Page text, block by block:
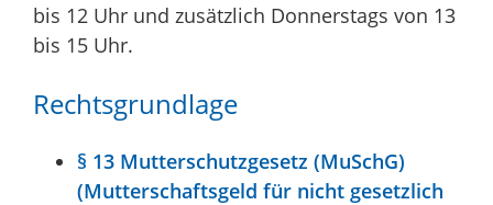
bis 12 Uhr und zusätzlich Donnerstags von 13
bis 15 Uhr.
Rechtsgrundlage
§ 13 Mutterschutzgesetz (MuSchG)
(Mutterschaftsgeld für nicht gesetzlich